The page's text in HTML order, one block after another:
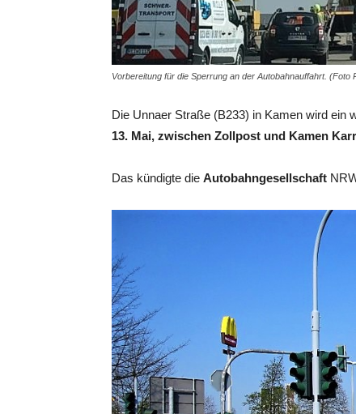
Vorbereitung für die Sperrung an der Autobahnauffahrt. (Foto
Die Unnaer Straße (B233) in Kamen wird ein
13. Mai, zwischen Zollpost und Kamen
Das kündigte die Autobahngesellschaft